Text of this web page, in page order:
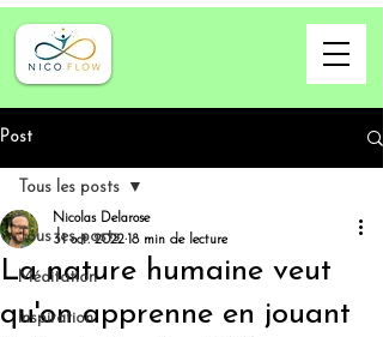
Post
Tous les posts
Méditation
Inspiration
Tous les posts
La nature humaine veut
qu'on apprenne en jouant
Nicolas Delarose
31 oct. 2022 18 min de lecture